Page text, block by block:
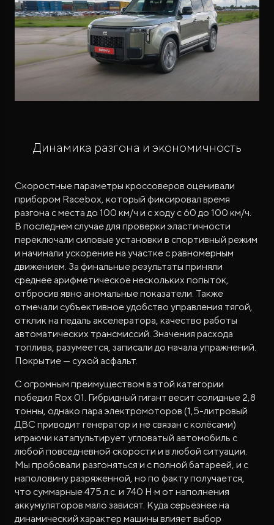
Динамика разгона и экономичность
Скоростные параметры кроссоверов оценивали
прибором Racebox, который фиксировал время
разгона с места до 100 км/ч и с ходу с 60 до 100 км/ч.
В последнем случае для проверки эластичности
переключали силовые установки в спортивный режим
и начинали ускорение на участке с равномерным
движением. За финальные результаты приняли
среднее арифметическое нескольких попыток,
отбросив явно аномальные показатели. Также
отмечали субъективное удобство управления тягой,
отклик на педаль акселератора, качество работы
автоматических трансмиссий. Значения расхода
топлива, разумеется, записали до начала упражнений.
Покрытие — сухой асфальт.
С огромным преимуществом в этой категории
победил Rox 01. Гибридный гигант весит солидные 2,8
тонны, однако пара электромоторов (1,5-литровый
ДВС приводит генератор и не связан с колёсами)
играючи катапультирует угловатый автомобиль с
любой повседневной скорости и в любой ситуации.
Мы пробовали разгоняться и с полной батареей, и с
наполовину разряженной, но по факту получается,
что суммарные 475 л.с. и 740 Н·м от наполнения
аккумуляторов мало зависят. Куда серьёзнее на
динамический характер машины влияет выбор